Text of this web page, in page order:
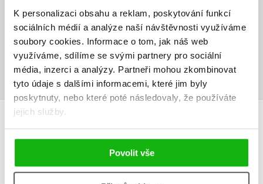
K personalizaci obsahu a reklam, poskytování funkcí
sociálních médií a analýze naší návštěvnosti využíváme
soubory cookies. Informace o tom, jak náš web
využíváme, sdílíme se svými partnery pro sociální
média, inzerci a analýzy. Partneři mohou zkombinovat
tyto údaje s dalšími informacemi, které jim byly
poskytnuty, nebo které poté následovaly, že používáte
jejich služby.
Povolit vše
Vaše hodnocení
Uživatelskou recenzi mohou vkládat pouze registrovaní uživatelé
Přihlásit